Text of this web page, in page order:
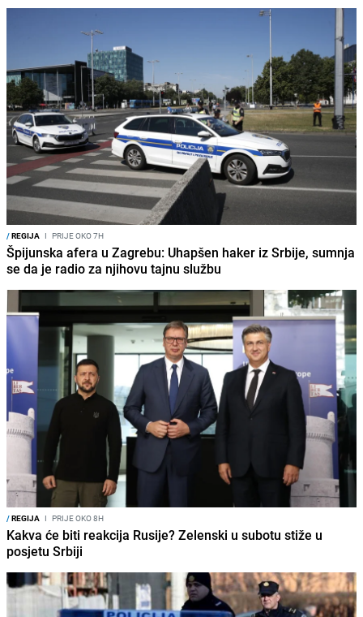
/REGIJA I PRIJE OKO 7H
Špijunska afera u Zagrebu: Uhapšen haker iz Srbije, sumnja
se da je radio za njihovu tajnu službu
/REGIJA I PRIJE OKO 8H
Kakva će biti reakcija Rusije? Zelenski u subotu stiže u
posjetu Srbiji